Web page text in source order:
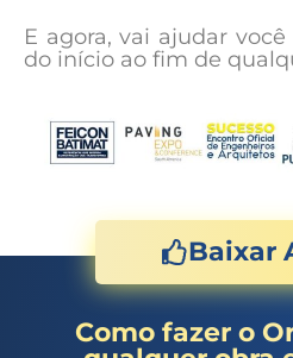
E agora, vai ajudar
do início ao fim de
Baixar
Como fazer o